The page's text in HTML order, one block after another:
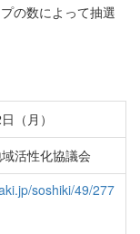
の数によって抽選
（月）
活性化協議会
soshiki/49/277